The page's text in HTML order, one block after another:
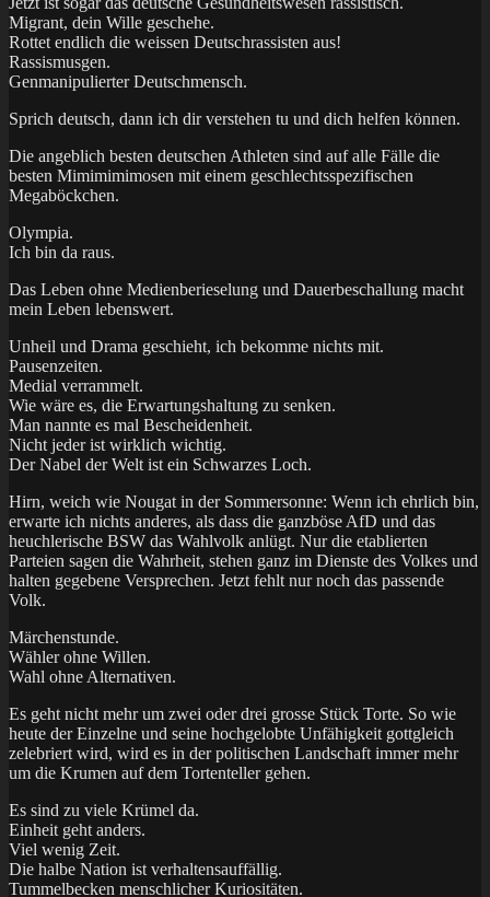
Migrant, dein Wille geschehe.
Rottet endlich die weissen Deutschrassisten aus!
Rassismusgen.
Genmanipulierter Deutschmensch.
Sprich deutsch, dann ich dir verstehen tu und dich helfen können.
Die angeblich besten deutschen Athleten sind auf alle Fälle die
besten Mimimimimosen mit einem geschlechtsspezifischen
Megaböckchen.
Olympia.
Ich bin da raus.
Das Leben ohne Medienberieselung und Dauerbeschallung macht
mein Leben lebenswert.
Unheil und Drama geschieht, ich bekomme nichts mit.
Pausenzeiten.
Medial verrammelt.
Wie wäre es, die Erwartungshaltung zu senken.
Man nannte es mal Bescheidenheit.
Nicht jeder ist wirklich wichtig.
Der Nabel der Welt ist ein Schwarzes Loch.
Hirn, weich wie Nougat in der Sommersonne: Wenn ich ehrlich bin,
erwarte ich nichts anderes, als dass die ganzböse AfD und das
heuchlerische BSW das Wahlvolk anlügt. Nur die etablierten
Parteien sagen die Wahrheit, stehen ganz im Dienste des Volkes und
halten gegebene Versprechen. Jetzt fehlt nur noch das passende
Volk.
Märchenstunde.
Wähler ohne Willen.
Wahl ohne Alternativen.
Es geht nicht mehr um zwei oder drei grosse Stück Torte. So wie
heute der Einzelne und seine hochgelobte Unfähigkeit gottgleich
zelebriert wird, wird es in der politischen Landschaft immer mehr
um die Krumen auf dem Tortenteller gehen.
Es sind zu viele Krümel da.
Einheit geht anders.
Viel wenig Zeit.
Die halbe Nation ist verhaltensauffällig.
Tummelbecken menschlicher Kuriositäten.